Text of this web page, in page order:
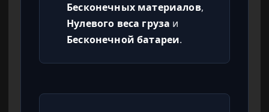
Бесконечных материалов,
Нулевого веса груза и
Бесконечной батареи.